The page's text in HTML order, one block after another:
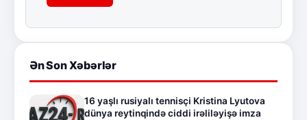
Ən Son Xəbərlər
16 yaşlı rusiyalı tennisçi Kristina Lyutova
dünya reytinqində ciddi irəliləyişə imza